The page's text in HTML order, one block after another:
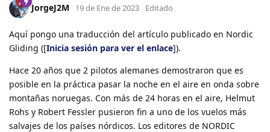
JorgeJ2M 19 de Ene de 2023 Editado
Aquí pongo una traducción del artículo publicado en Nordic
Gliding ([Inicia sesión para ver el enlace]).
Hace 20 años que 2 pilotos alemanes demostraron que es
posible en la práctica pasar la noche en el aire en onda sobre
montañas noruegas. Con más de 24 horas en el aire, Helmut
Rohs y Robert Fessler pusieron fin a uno de los vuelos más
salvajes de los países nórdicos. Los editores de NORDIC